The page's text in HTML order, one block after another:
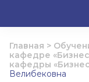
Главная >
кафедре
кафедры
Велибековна